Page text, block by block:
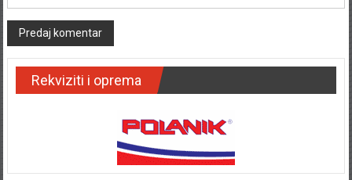
Rekviziti i oprema